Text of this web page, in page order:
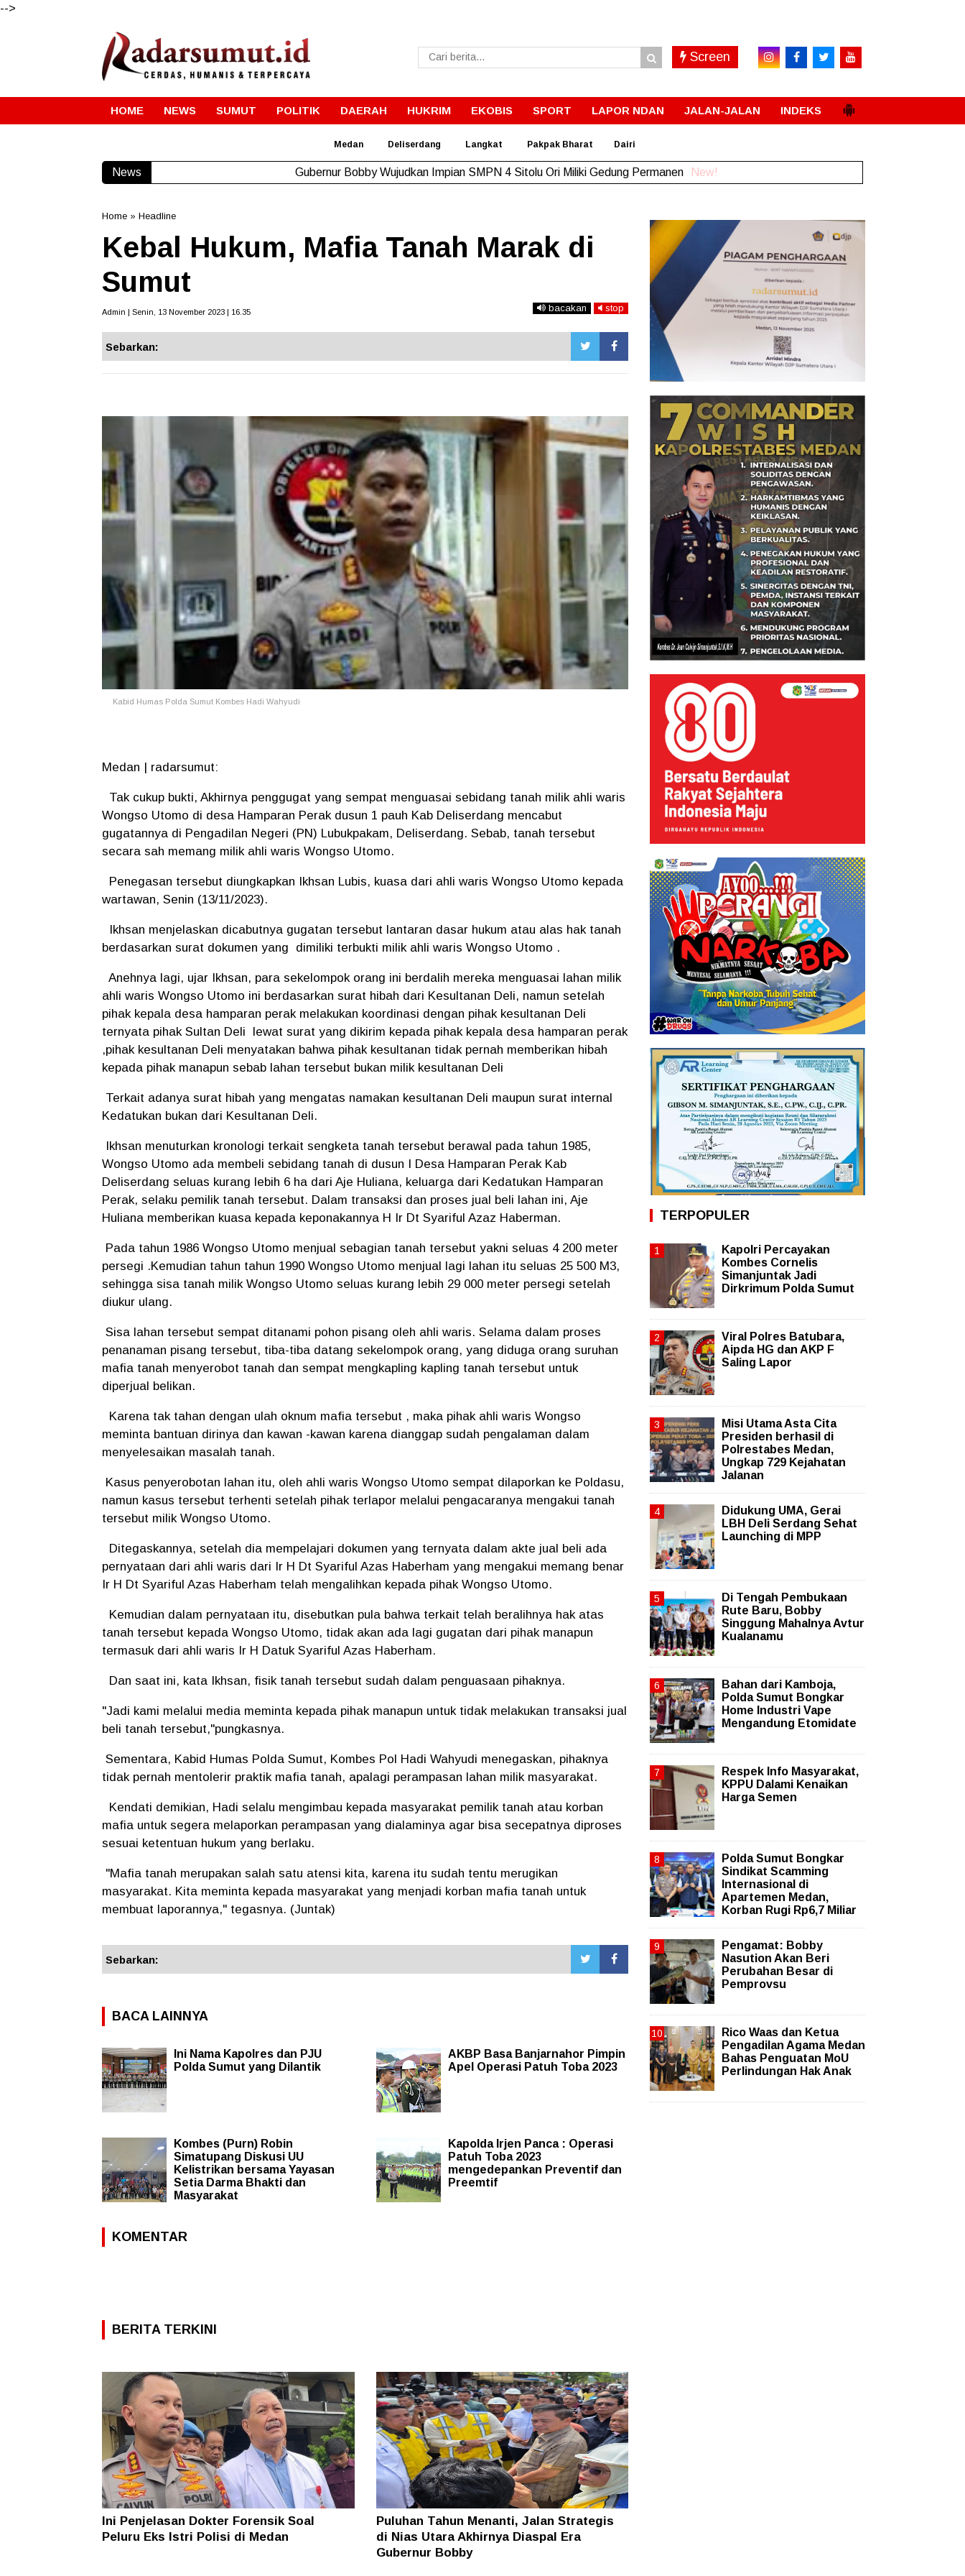
-->
Screen
HOME NEWS SUMUT POLITIK DAERAH HUKRIM EKOBIS SPORT LAPOR NDAN JALAN-JALAN INDEKS
Medan Deliserdang Langkat Pakpak Bharat Dairi
News Gubernur Bobby Wujudkan Impian SMPN 4 Sitolu Ori Miliki Gedung Permanen New!
Home » Headline
Kebal Hukum, Mafia Tanah Marak di
Sumut
Admin | Senin, 13 November 2023 | 16.35 bacakan stop
Sebarkan:
Kabid Humas Polda Sumut Kombes Hadi Wahyudi
Medan | radarsumut:
Tak cukup bukti, Akhirnya penggugat yang sempat menguasai sebidang tanah milik ahli waris
Wongso Utomo di desa Hamparan Perak dusun 1 pauh Kab Deliserdang mencabut
gugatannya di Pengadilan Negeri (PN) Lubukpakam, Deliserdang. Sebab, tanah tersebut
secara sah memang milik ahli waris Wongso Utomo.
Penegasan tersebut diungkapkan Ikhsan Lubis, kuasa dari ahli waris Wongso Utomo kepada
wartawan, Senin (13/11/2023).
Ikhsan menjelaskan dicabutnya gugatan tersebut lantaran dasar hukum atau alas hak tanah
berdasarkan surat dokumen yang dimiliki terbukti milik ahli waris Wongso Utomo .
Anehnya lagi, ujar Ikhsan, para sekelompok orang ini berdalih mereka menguasai lahan milik
ahli waris Wongso Utomo ini berdasarkan surat hibah dari Kesultanan Deli, namun setelah
pihak kepala desa hamparan perak melakukan koordinasi dengan pihak kesultanan Deli
ternyata pihak Sultan Deli lewat surat yang dikirim kepada pihak kepala desa hamparan perak
,pihak kesultanan Deli menyatakan bahwa pihak kesultanan tidak pernah memberikan hibah
kepada pihak manapun sebab lahan tersebut bukan milik kesultanan Deli
Terkait adanya surat hibah yang mengatas namakan kesultanan Deli maupun surat internal
Kedatukan bukan dari Kesultanan Deli.
Ikhsan menuturkan kronologi terkait sengketa tanah tersebut berawal pada tahun 1985,
Wongso Utomo ada membeli sebidang tanah di dusun I Desa Hamparan Perak Kab
Deliserdang seluas kurang lebih 6 ha dari Aje Huliana, keluarga dari Kedatukan Hamparan
Perak, selaku pemilik tanah tersebut. Dalam transaksi dan proses jual beli lahan ini, Aje
Huliana memberikan kuasa kepada keponakannya H Ir Dt Syariful Azaz Haberman.
Pada tahun 1986 Wongso Utomo menjual sebagian tanah tersebut yakni seluas 4 200 meter
persegi .Kemudian tahun tahun 1990 Wongso Utomo menjual lagi lahan itu seluas 25 500 M3,
sehingga sisa tanah milik Wongso Utomo seluas kurang lebih 29 000 meter persegi setelah
diukur ulang.
Sisa lahan tersebut sempat ditanami pohon pisang oleh ahli waris. Selama dalam proses
penanaman pisang tersebut, tiba-tiba datang sekelompok orang, yang diduga orang suruhan
mafia tanah menyerobot tanah dan sempat mengkapling kapling tanah tersebut untuk
diperjual belikan.
Karena tak tahan dengan ulah oknum mafia tersebut , maka pihak ahli waris Wongso
meminta bantuan dirinya dan kawan -kawan karena dianggap sudah pengalaman dalam
menyelesaikan masalah tanah.
Kasus penyerobotan lahan itu, oleh ahli waris Wongso Utomo sempat dilaporkan ke Poldasu,
namun kasus tersebut terhenti setelah pihak terlapor melalui pengacaranya mengakui tanah
tersebut milik Wongso Utomo.
Ditegaskannya, setelah dia mempelajari dokumen yang ternyata dalam akte jual beli ada
pernyataan dari ahli waris dari Ir H Dt Syariful Azas Haberham yang mengakui memang benar
Ir H Dt Syariful Azas Haberham telah mengalihkan kepada pihak Wongso Utomo.
Kemudian dalam pernyataan itu, disebutkan pula bahwa terkait telah beralihnya hak atas
tanah tersebut kepada Wongso Utomo, tidak akan ada lagi gugatan dari pihak manapun
termasuk dari ahli waris Ir H Datuk Syariful Azas Haberham.
Dan saat ini, kata Ikhsan, fisik tanah tersebut sudah dalam penguasaan pihaknya.
"Jadi kami melalui media meminta kepada pihak manapun untuk tidak melakukan transaksi jual
beli tanah tersebut,"pungkasnya.
Sementara, Kabid Humas Polda Sumut, Kombes Pol Hadi Wahyudi menegaskan, pihaknya
tidak pernah mentolerir praktik mafia tanah, apalagi perampasan lahan milik masyarakat.
Kendati demikian, Hadi selalu mengimbau kepada masyarakat pemilik tanah atau korban
mafia untuk segera melaporkan perampasan yang dialaminya agar bisa secepatnya diproses
sesuai ketentuan hukum yang berlaku.
"Mafia tanah merupakan salah satu atensi kita, karena itu sudah tentu merugikan
masyarakat. Kita meminta kepada masyarakat yang menjadi korban mafia tanah untuk
membuat laporannya," tegasnya. (Juntak)
Sebarkan:
BACA LAINNYA
Ini Nama Kapolres dan PJU
Polda Sumut yang Dilantik
AKBP Basa Banjarnahor Pimpin
Apel Operasi Patuh Toba 2023
Kombes (Purn) Robin
Simatupang Diskusi UU
Kelistrikan bersama Yayasan
Setia Darma Bhakti dan
Masyarakat
Kapolda Irjen Panca : Operasi
Patuh Toba 2023
mengedepankan Preventif dan
Preemtif
KOMENTAR
BERITA TERKINI
Ini Penjelasan Dokter Forensik Soal
Peluru Eks Istri Polisi di Medan
Puluhan Tahun Menanti, Jalan Strategis
di Nias Utara Akhirnya Diaspal Era
Gubernur Bobby
TERPOPULER
Kapolri Percayakan
Kombes Cornelis
Simanjuntak Jadi
Dirkrimum Polda Sumut
Viral Polres Batubara,
Aipda HG dan AKP F
Saling Lapor
Misi Utama Asta Cita
Presiden berhasil di
Polrestabes Medan,
Ungkap 729 Kejahatan
Jalanan
Didukung UMA, Gerai
LBH Deli Serdang Sehat
Launching di MPP
Di Tengah Pembukaan
Rute Baru, Bobby
Singgung Mahalnya Avtur
Kualanamu
Bahan dari Kamboja,
Polda Sumut Bongkar
Home Industri Vape
Mengandung Etomidate
Respek Info Masyarakat,
KPPU Dalami Kenaikan
Harga Semen
Polda Sumut Bongkar
Sindikat Scamming
Internasional di
Apartemen Medan,
Korban Rugi Rp6,7 Miliar
Pengamat: Bobby
Nasution Akan Beri
Perubahan Besar di
Pemprovsu
Rico Waas dan Ketua
Pengadilan Agama Medan
Bahas Penguatan MoU
Perlindungan Hak Anak